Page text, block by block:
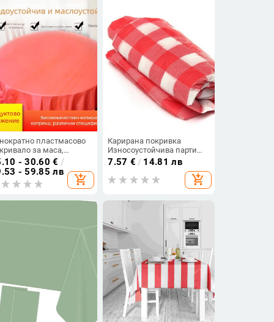
пластмасово
за маса,
удебелено,
за банкети
- 30.60 € /
- 59.85 лв
add_shopping_cart
Карирана покривка
Износоустойчива парти
покривка Привличащ
вниманието и
впечатляващ подарък за
семейството и приятелите
7.57 € / 14.81 лв
add_shopping_cart